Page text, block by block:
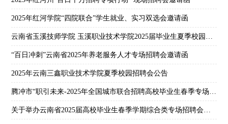
2025年红河学院“四院联合”学生就业、实习双选会邀请函
云南省玉溪技师学院 玉溪职业技术学院2025届毕业生夏季校园双选会
“百日冲刺”云南省2025年养老服务人才专场招聘会邀请函
2025年云南三鑫职业技术学院夏季校园招聘会公告
腾冲市“职引未来-2025年全国城市联合招聘高校毕业生春季专场活动”网络招聘专场
关于举办云南省2025届高校毕业生春季学期综合类专场招聘会通知